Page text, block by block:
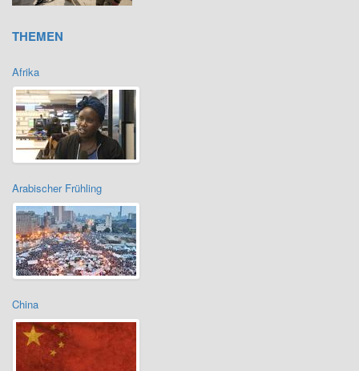
THEMEN
Afrika
Arabischer Frühling
China